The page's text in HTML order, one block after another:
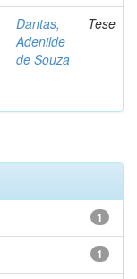
Dantas,
Adenilde
de Souza
Tese
1
1